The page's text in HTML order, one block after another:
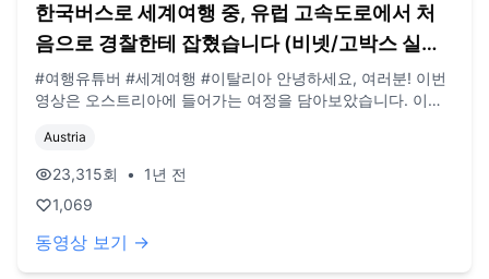
한국버스로 세계여행 중, 유럽 고속도로에서 처
음으로 경찰한테 잡혔습니다 (비넷/고박스 실수)
- 이탈리아【3】
#여행유튜버 #세계여행 #이탈리아 안녕하세요, 여러분! 이번
영상은 오스트리아에 들어가는 여정을 담아보았습니다. 이탈
다 보니 잘 알아보지도 못해 벌금도 내면서 우여곡절 끝에 들
어오게 되었습니다. 큰 캠핑카로 오스트리아 들어가시는 분들
은 꼭! 주유소에서 '고박스'란 것을 구매하시길 추천드립니다
ㅠㅠ 처음 방문했을 때는 어떤 이유에서인지 문제가 된 적이
드 되는 영상은 작년 여름 영상임을 양해 부탁드립니다) **구
독, 댓글, 좋아요도 모두 감사드립니다! / 2022년 3월부터 노
Austria
23,315회 •
1년 전
1,069
동영상 보기 →